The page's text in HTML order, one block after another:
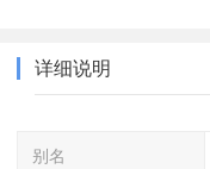
详细说明
别名